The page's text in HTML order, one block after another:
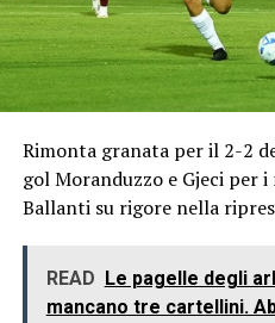
Rimonta granata per il 2-2
gol Moranduzzo e Gjeci per
Ballanti su rigore nella
READ
Le pagelle degli
mancano tre cartellini.